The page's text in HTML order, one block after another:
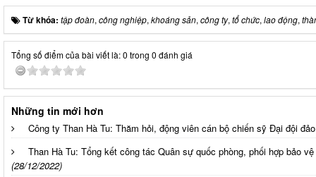
Từ khóa: tập đoàn, công nghiệp, khoáng sản, công ty, tổ chức, lao động,
Tổng số điểm của bài viết là: 0 trong 0 đánh giá
Những tin mới hơn
Công ty Than Hà Tu: Thăm hỏi, động viên cán bộ chiến sỹ Đại đội
Than Hà Tu: Tổng kết công tác Quân sự quốc phòng, phối hợp bảo
(28/12/2022)